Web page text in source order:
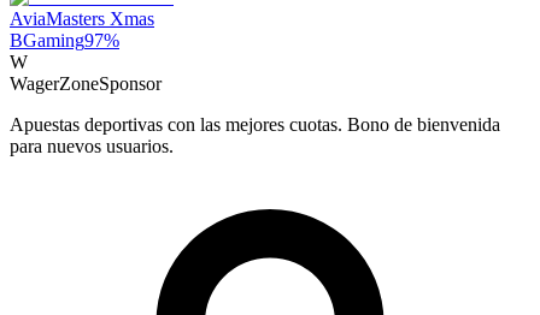
AviaMasters Xmas
BGaming97%
W
WagerZoneSponsor
Apuestas deportivas con las mejores cuotas. Bono de bienvenida
para nuevos usuarios.